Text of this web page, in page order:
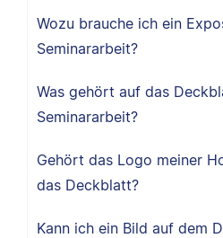
Wozu brauche ich ein
Seminararbeit?
Was gehört auf das
Seminararbeit?
Gehört das Logo meiner
das Deckblatt?
Kann ich ein Bild auf dem